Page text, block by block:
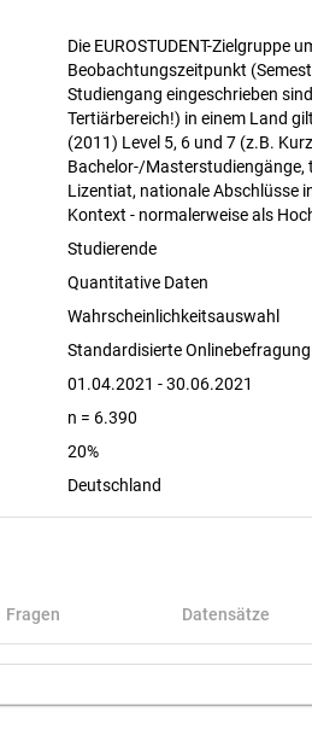
Die EUROSTUDENT-Zielgruppe
Beobachtungszeitpunkt
Studiengang eingeschrieben
Tertiärbereich!) in einem Land
(2011) Level 5, 6 und 7 (z.B.
Bachelor-/Masterstudiengänge,
Lizentiat, nationale Abschlüsse
Kontext - normalerweise als
Studierende
Quantitative Daten
Wahrscheinlichkeitsauswahl
Standardisierte Onlinebefragung
01.04.2021 - 30.06.2021
n = 6.390
20%
Deutschland
Fragen Datensätze